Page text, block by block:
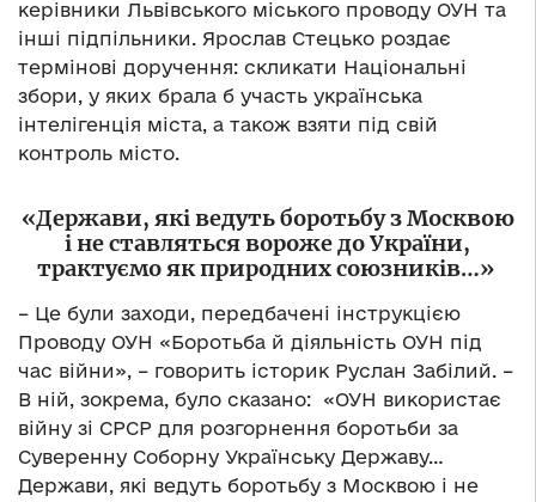
керівники Львівського міського проводу ОУН та
інші підпільники. Ярослав Стецько роздає
термінові доручення: скликати Національні
збори, у яких брала б участь українська
інтелігенція міста, а також взяти під свій
контроль місто.
«Держави, які ведуть боротьбу з Москвою
і не ставляться вороже до України,
трактуємо як природних союзників…»
– Це були заходи, передбачені інструкцією
Проводу ОУН «Боротьба й діяльність ОУН під
час війни», – говорить історик Руслан Забілий. –
В ній, зокрема, було сказано: «ОУН використає
війну зі СРСР для розгорнення боротьби за
Суверенну Соборну Українську Державу…
Держави, які ведуть боротьбу з Москвою і не